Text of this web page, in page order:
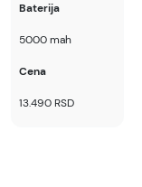
Baterija
5000 mah
Cena
13.490 RSD